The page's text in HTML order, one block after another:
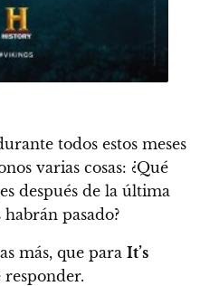
todos estos meses
varias cosas: ¿Qué
después de la última
habrán pasado?
más, que para It’s